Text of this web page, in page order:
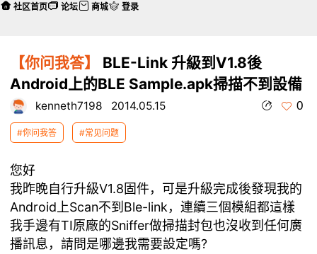
【你问我答】
BLE-Link 升級到V1.8後
Android上的BLE Sample.apk掃描不到設備
kenneth7198 2014.05.15 0
#你问我答 #常见问题
您好
我昨晚自行升級V1.8固件，可是升級完成後發現我的
Android上Scan不到Ble-link，連續三個模組都這樣
我手邊有TI原廠的Sniffer做掃描封包也沒收到任何廣
播訊息，請問是哪邊我需要設定嗎?
社区首页 论坛 商城 登录